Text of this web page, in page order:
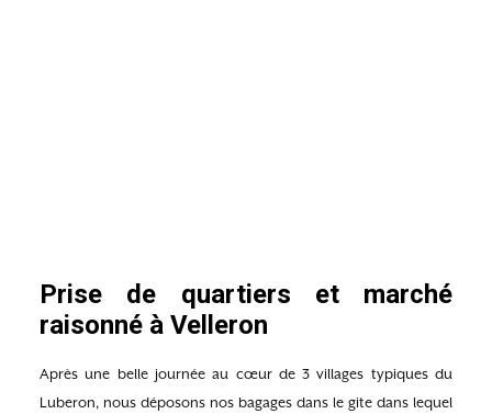
Prise de quartiers et marché
raisonné à Velleron
Après une belle journée au cœur de 3 villages typiques du
Luberon, nous déposons nos bagages dans le gite dans lequel